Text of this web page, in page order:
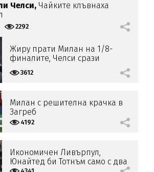
Челси, Чайките клъвнаха
2292
Жиру прати Милан на 1/8-
финалите, Челси срази
3612
Милан с решителна крачка в
Загреб
4192
Икономичен Ливърпул,
Юнайтед би Тотнъм само с два